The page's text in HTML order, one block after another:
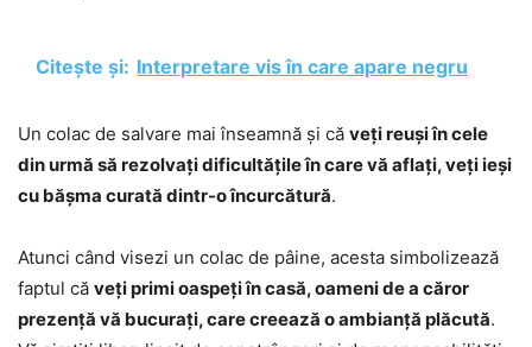
Citește și: Interpretare vis în care apare negru
Un colac de salvare mai înseamnă și că veți reuși în cele
din urmă să rezolvați dificultățile în care vă aflați, veți ieși
cu bășma curată dintr-o încurcătură.
Atunci când visezi un colac de pâine, acesta simbolizează
faptul că veți primi oaspeți în casă, oameni de a căror
prezență vă bucurați, care creează o ambianță plăcută.